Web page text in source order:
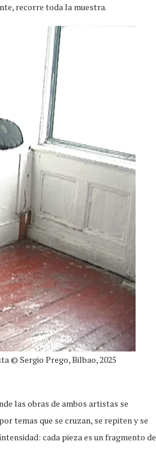
recorre toda la muestra.
© Sergio Prego, Bilbao, 2025
las obras de ambos artistas se
temas que se cruzan, se repiten y se
cada pieza es un fragmento de